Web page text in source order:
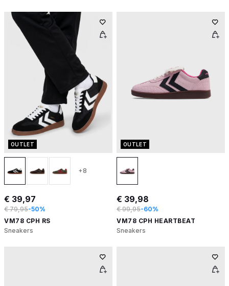
OUTLET
+8
€ 39,97
€ 79,95-50%
VM78 CPH RS
Sneakers
OUTLET
€ 39,98
€ 99,95-60%
VM78 CPH HEARTBEAT
Sneakers